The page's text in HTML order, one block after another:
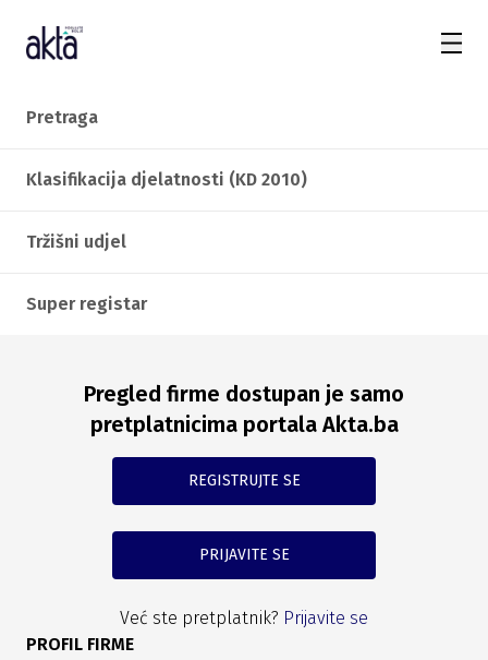
Pretraga
Klasifikacija djelatnosti (KD 2010)
Tržišni udjel
Super registar
Pregled firme dostupan je samo
pretplatnicima portala Akta.ba
REGISTRUJTE SE
PRIJAVITE SE
Već ste pretplatnik? Prijavite se
PROFIL FIRME